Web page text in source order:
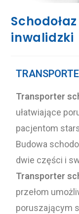
inwalidzki
Transporter
ułatwiające
pacjentom
Budowa
dwie części i
Transporter
przełom
poruszającym